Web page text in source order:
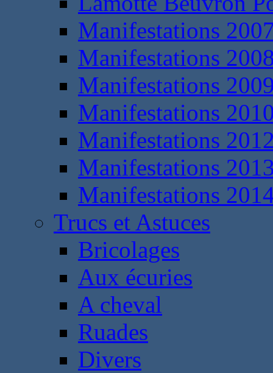
Manifestations
Manifestations
Manifestations
Manifestations
Manifestations
Manifestations
Manifestations
Trucs et Astuces
Bricolages
Aux écuries
A cheval
Ruades
Divers